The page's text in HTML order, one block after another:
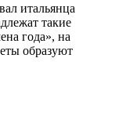
итальянца
такие
года», на
образуют